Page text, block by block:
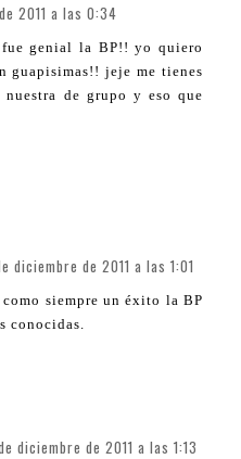
2011 a las 0:34
genial la BP!! yo quiero
guapisimas!! jeje me tienes
de grupo y eso que
diciembre de 2011 a las 1:01
siempre un éxito la BP
conocidas.
diciembre de 2011 a las 1:13